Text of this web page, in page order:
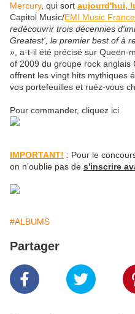
Mercury, qui sort aujourd'hui,
Capitol Music/EMI Music France
redécouvrir trois décennies
Greatest', le premier best of à
» , a-t-il été précisé sur
of 2009 du groupe rock
offrent les vingt hits mythiques
vos portefeuilles et ruéz-vous
Pour commander, cliquez ici
IMPORTANT! : Pour le
on n'oublie pas de s'inscrire
#ALBUMS
Partager